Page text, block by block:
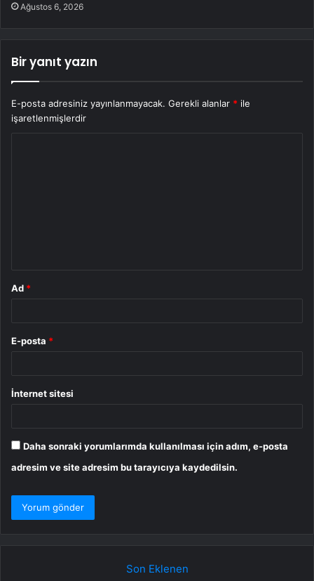
Ağustos 6, 2026
Bir yanıt yazın
E-posta adresiniz yayınlanmayacak. Gerekli alanlar * ile
işaretlenmişlerdir
Ad *
E-posta *
İnternet sitesi
Daha sonraki yorumlarımda kullanılması için adım, e-posta
adresim ve site adresim bu tarayıcıya kaydedilsin.
Son Eklenen